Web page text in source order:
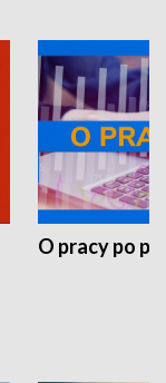
O pracy po